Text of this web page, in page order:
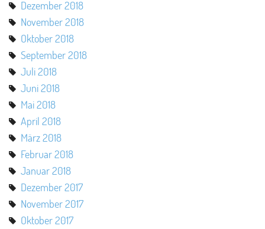
Dezember 2018
November 2018
Oktober 2018
September 2018
Juli 2018
Juni 2018
Mai 2018
April 2018
März 2018
Februar 2018
Januar 2018
Dezember 2017
November 2017
Oktober 2017